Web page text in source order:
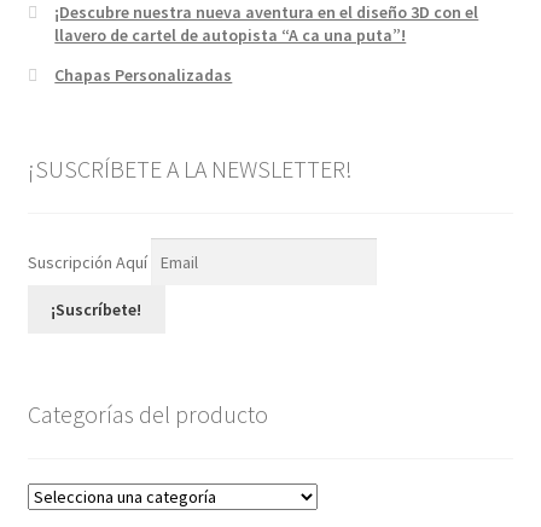
¡Descubre nuestra nueva aventura en el diseño 3D con el
llavero de cartel de autopista “A ca una puta”!
Chapas Personalizadas
¡SUSCRÍBETE A LA NEWSLETTER!
Suscripción Aquí
¡Suscríbete!
Categorías del producto